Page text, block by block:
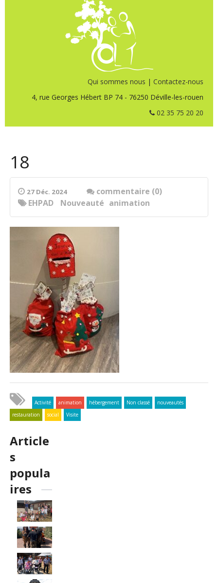
Qui sommes nous | Contactez-nous
4, rue Georges Hébert BP 74 - 76250 Déville-les-rouen
02 35 75 20 20
18
27 Déc. 2024
commentaire (0)
animation
EHPAD Nouveauté
Activité animation hébergement Non classé
nouveautés
restauration
social Visite
Article
s
popula
ires